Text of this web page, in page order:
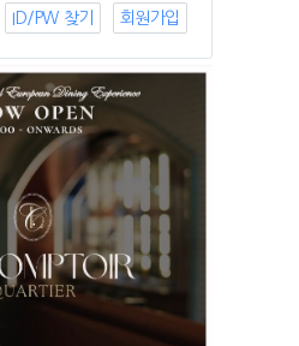
ID/PW 찾기 회원가입